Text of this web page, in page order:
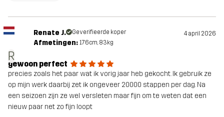
R
Renate J. Geverifieerde koper 4 april 2026
Afmetingen: 176cm, 83kg
gewoon perfect
precies zoals het paar wat ik vorig jaar heb gekocht. Ik gebruik ze
op mijn werk daarbij zet ik ongeveer 20000 stappen per dag. Na
een seizoen zijn ze wel versleten maar fijn om te weten dat een
nieuw paar net zo fijn loopt